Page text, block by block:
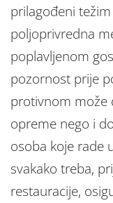
prilagođeni
poljoprivredna
poplavljenom
pozornost prije
protivnom može
opreme nego i
osoba koje rade
svakako treba,
restauracije,